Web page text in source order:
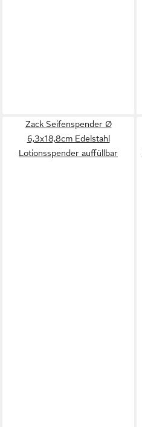
Zack Seifenspender Ø
6,3x18,8cm Edelstahl
Lotionsspender auffüllbar